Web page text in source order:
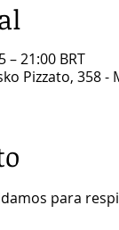
– 21:00 BRT
Pizzato, 358 -
para